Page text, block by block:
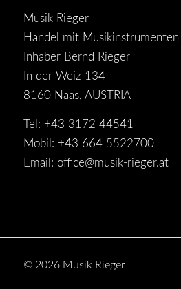
Musik Rieger
Handel mit Musikinstrumenten
Inhaber Bernd Rieger
In der Weiz 134
8160 Naas, AUSTRIA
Tel: +43 3172 44541
Mobil: +43 664 5522700
Email: office@musik-rieger.at
© 2026 Musik Rieger